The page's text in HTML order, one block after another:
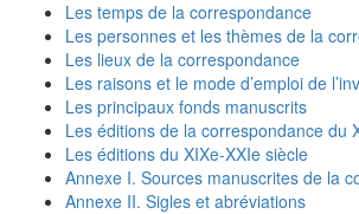
Les temps de la correspondance
Les personnes et les thèmes de la
Les lieux de la correspondance
Les raisons et le mode d’emploi de
Les principaux fonds manuscrits
Les éditions de la correspondance du
Les éditions du XIXe-XXIe siècle
Annexe I. Sources manuscrites de la
Annexe II. Sigles et abréviations